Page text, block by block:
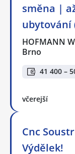
směna |
ubytování
HOFMANN
Brno
41 400 –
včerejší
Cnc
Výdělek!